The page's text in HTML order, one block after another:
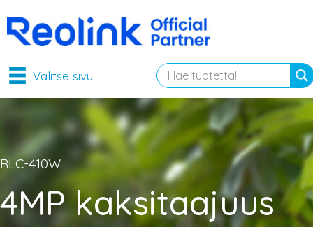
Valitse sivu
RLC-410W
4MP kaksitaajuus